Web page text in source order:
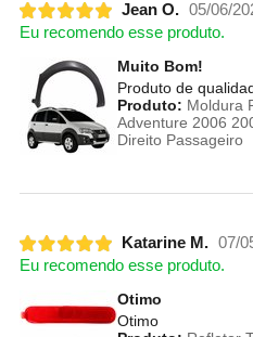
Jean O. 05/06/
Eu recomendo esse produto.
Muito Bom!
Produto de
Produto: Moldura
Adventure 2006
Direito Passageiro
Katarine M. 07/
Eu recomendo esse produto.
Otimo
Otimo